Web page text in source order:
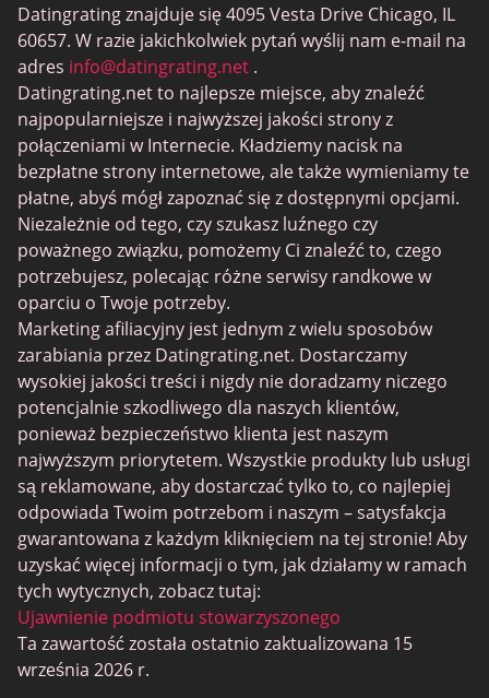
MeetMindful
Randki BDSM
BBPeopleMeet
Witryny Sugar Daddy
JPeopleMeet
Trans Dating
Senior serwisy randkowe
MyLOL
Gejowskie Randki
Randki dla lesbijek
Czarne serwisy randkowe
SugarDaddyMeet
LatinAmericanCupid
CatholicMatch
Datingrating znajduje się 4095 Vesta Drive Chicago, IL
60657. W razie jakichkolwiek pytań wyślij nam e-mail na
adres info@datingrating.net .
Datingrating.net to najlepsze miejsce, aby znaleźć
najpopularniejsze i najwyższej jakości strony z
połączeniami w Internecie. Kładziemy nacisk na
bezpłatne strony internetowe, ale także wymieniamy te
płatne, abyś mógł zapoznać się z dostępnymi opcjami.
Niezależnie od tego, czy szukasz luźnego czy
poważnego związku, pomożemy Ci znaleźć to, czego
potrzebujesz, polecając różne serwisy randkowe w
oparciu o Twoje potrzeby.
Marketing afiliacyjny jest jednym z wielu sposobów
zarabiania przez Datingrating.net. Dostarczamy
wysokiej jakości treści i nigdy nie doradzamy niczego
potencjalnie szkodliwego dla naszych klientów,
ponieważ bezpieczeństwo klienta jest naszym
najwyższym priorytetem. Wszystkie produkty lub usługi
są reklamowane, aby dostarczać tylko to, co najlepiej
odpowiada Twoim potrzebom i naszym – satysfakcja
gwarantowana z każdym kliknięciem na tej stronie! Aby
uzyskać więcej informacji o tym, jak działamy w ramach
tych wytycznych, zobacz tutaj:
Ujawnienie podmiotu stowarzyszonego
Ta zawartość została ostatnio zaktualizowana 15
września 2026 r.